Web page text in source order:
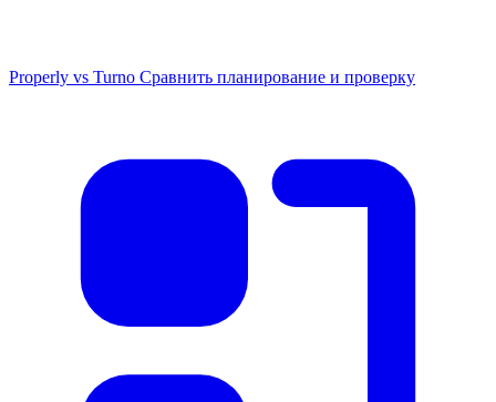
Properly vs Turno Сравнить планирование и проверку